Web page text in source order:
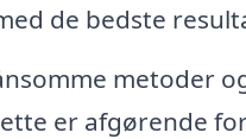
de bedste
metoder
er afgørende